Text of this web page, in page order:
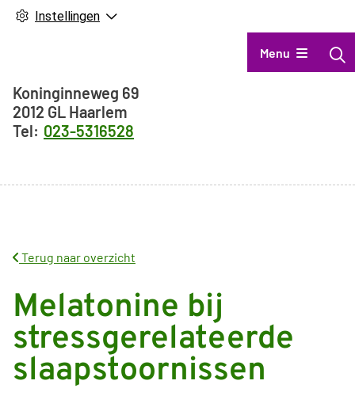
Instellingen
Hoofdmenu
Menu
Adresgegevens
Koninginneweg 69
2012 GL Haarlem
023-5316528
Terug naar overzicht
Melatonine bij
stressgerelateerde
slaapstoornissen